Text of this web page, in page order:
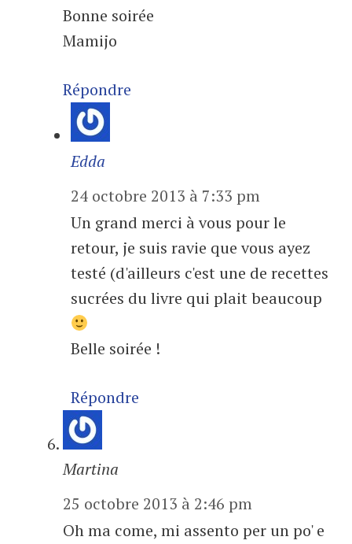
Bonne soirée
Mamijo
Répondre
Edda
24 octobre 2013 à 7:33 pm
Un grand merci à vous pour le
retour, je suis ravie que vous ayez
testé (d'ailleurs c'est une de recettes
sucrées du livre qui plait beaucoup
Belle soirée !
Répondre
Martina
25 octobre 2013 à 2:46 pm
Oh ma come, mi assento per un po' e